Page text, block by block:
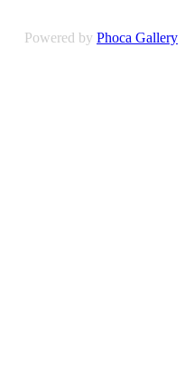
Powered by Phoca Gallery